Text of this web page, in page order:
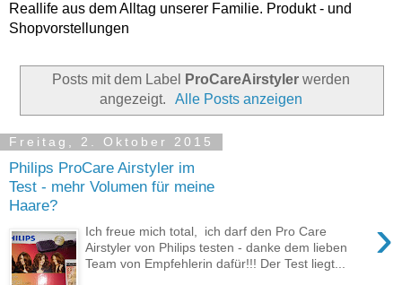
Reallife aus dem Alltag unserer Familie. Produkt - und
Shopvorstellungen
Posts mit dem Label ProCareAirstyler werden
angezeigt.
Alle Posts anzeigen
Freitag, 2. Oktober 2015
Philips ProCare Airstyler im
Test - mehr Volumen für meine
Haare?
›
Ich freue mich total, ich darf den Pro Care
Airstyler von Philips testen - danke dem lieben
Team von Empfehlerin dafür!!! Der Test liegt...